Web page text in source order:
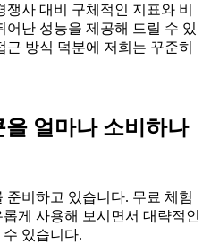
사 대비 구체적인 지표와 비
어난 성능을 제공해 드릴 수 있
방식 덕분에 저희는 꾸준히
얼마나 소비하나
준비하고 있습니다. 무료 체험
게 사용해 보시면서 대략적인
있습니다.